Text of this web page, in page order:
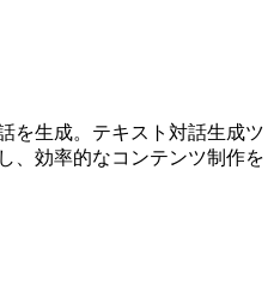
を生成。テキスト対話生成ツ
、効率的なコンテンツ制作を